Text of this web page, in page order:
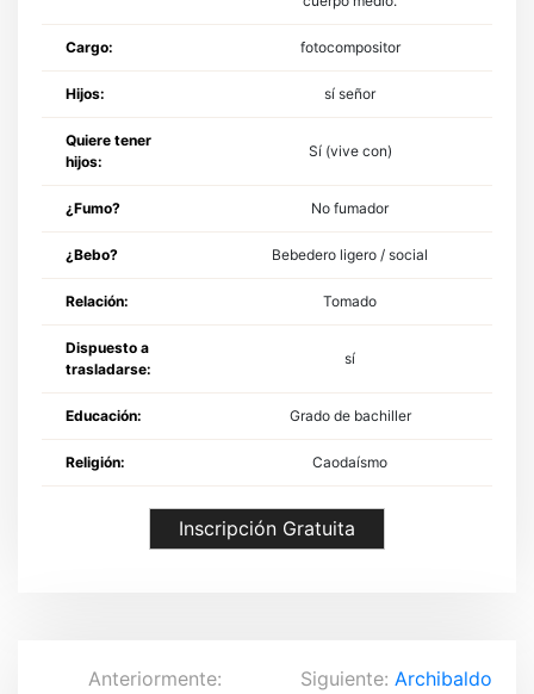
Cargo: fotocompositor
Hijos: sí señor
Quiere tener
hijos:
Sí (vive con)
¿Fumo? No fumador
¿Bebo? Bebedero ligero / social
Relación: Tomado
Dispuesto a
trasladarse:
sí
Educación: Grado de bachiller
Religión: Caodaísmo
Inscripción Gratuita
Anteriormente:
Siguiente: Archibaldo